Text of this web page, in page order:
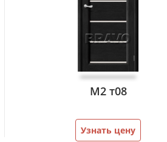
М2 т08
Узнать цену